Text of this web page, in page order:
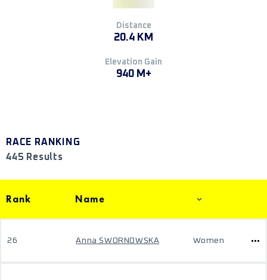
Distance
20.4 KM
Elevation Gain
940 M+
RACE RANKING
445 Results
Rank Name
26 Anna SWORNOWSKA Women